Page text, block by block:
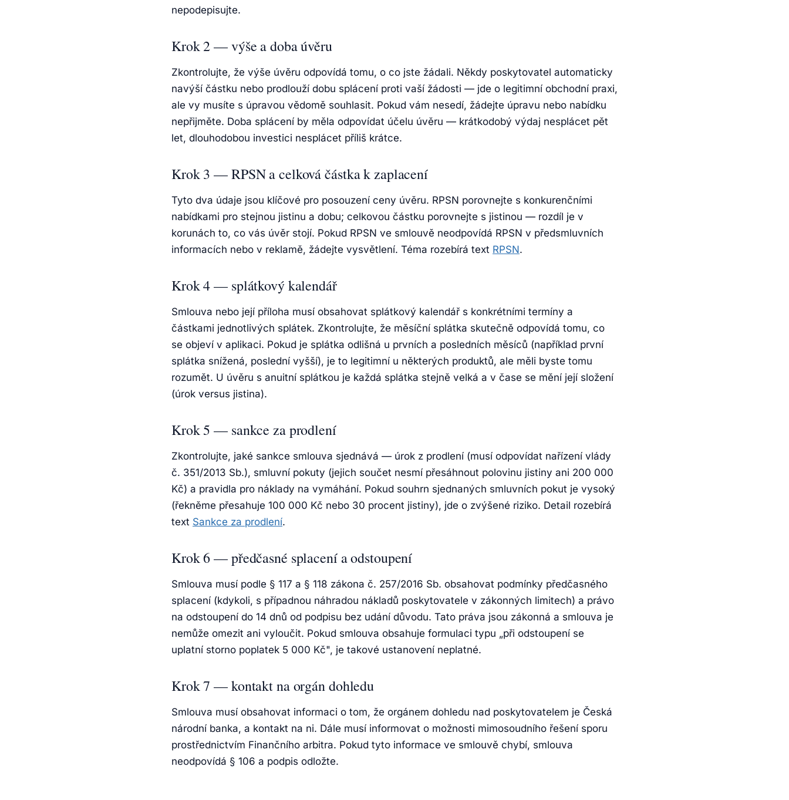
nepodepisujte.
Krok 2 — výše a doba úvěru
Zkontrolujte, že výše úvěru odpovídá tomu, o co jste žádali. Někdy poskytovatel automaticky
navýší částku nebo prodlouží dobu splácení proti vaší žádosti — jde o legitimní obchodní praxi,
ale vy musíte s úpravou vědomě souhlasit. Pokud vám nesedí, žádejte úpravu nebo nabídku
nepřijměte. Doba splácení by měla odpovídat účelu úvěru — krátkodobý výdaj nesplácet pět
let, dlouhodobou investici nesplácet příliš krátce.
Krok 3 — RPSN a celková částka k zaplacení
Tyto dva údaje jsou klíčové pro posouzení ceny úvěru. RPSN porovnejte s konkurenčními
nabídkami pro stejnou jistinu a dobu; celkovou částku porovnejte s jistinou — rozdíl je v
korunách to, co vás úvěr stojí. Pokud RPSN ve smlouvě neodpovídá RPSN v předsmluvních
informacích nebo v reklamě, žádejte vysvětlení. Téma rozebírá text RPSN.
Krok 4 — splátkový kalendář
Smlouva nebo její příloha musí obsahovat splátkový kalendář s konkrétními termíny a
částkami jednotlivých splátek. Zkontrolujte, že měsíční splátka skutečně odpovídá tomu, co
se objeví v aplikaci. Pokud je splátka odlišná u prvních a posledních měsíců (například první
splátka snížená, poslední vyšší), je to legitimní u některých produktů, ale měli byste tomu
rozumět. U úvěru s anuitní splátkou je každá splátka stejně velká a v čase se mění její složení
(úrok versus jistina).
Krok 5 — sankce za prodlení
Zkontrolujte, jaké sankce smlouva sjednává — úrok z prodlení (musí odpovídat nařízení vlády
č. 351/2013 Sb.), smluvní pokuty (jejich součet nesmí přesáhnout polovinu jistiny ani 200 000
Kč) a pravidla pro náklady na vymáhání. Pokud souhrn sjednaných smluvních pokut je vysoký
(řekněme přesahuje 100 000 Kč nebo 30 procent jistiny), jde o zvýšené riziko. Detail rozebírá
text Sankce za prodlení.
Krok 6 — předčasné splacení a odstoupení
Smlouva musí podle § 117 a § 118 zákona č. 257/2016 Sb. obsahovat podmínky předčasného
splacení (kdykoli, s případnou náhradou nákladů poskytovatele v zákonných limitech) a právo
na odstoupení do 14 dnů od podpisu bez udání důvodu. Tato práva jsou zákonná a smlouva je
nemůže omezit ani vyloučit. Pokud smlouva obsahuje formulaci typu „při odstoupení se
uplatní storno poplatek 5 000 Kč", je takové ustanovení neplatné.
Krok 7 — kontakt na orgán dohledu
Smlouva musí obsahovat informaci o tom, že orgánem dohledu nad poskytovatelem je Česká
národní banka, a kontakt na ni. Dále musí informovat o možnosti mimosoudního řešení sporu
prostřednictvím Finančního arbitra. Pokud tyto informace ve smlouvě chybí, smlouva
neodpovídá § 106 a podpis odložte.